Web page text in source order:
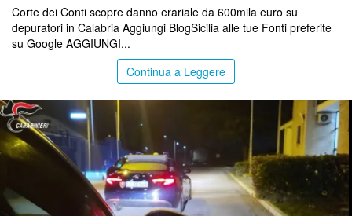
Corte dei Conti scopre danno erariale da 600mila euro su
depuratori in Calabria Aggiungi BlogSicilia alle tue Fonti preferite
su Google AGGIUNGI...
Continua a Leggere